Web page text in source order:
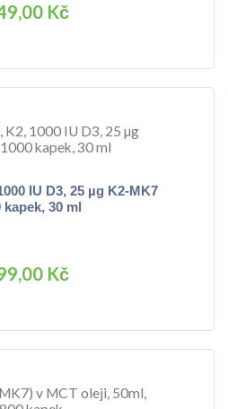
Kč
IU D3, 25 µg K2-MK7
kapek, 30 ml
Kč